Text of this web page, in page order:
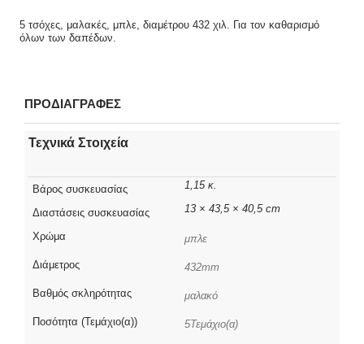
5 τσόχες, μαλακές, μπλε, διαμέτρου 432 χιλ. Για τον καθαρισμό
όλων των δαπέδων.
ΠΡΟΔΙΑΓΡΑΦΕΣ
Τεχνικά Στοιχεία
Βάρος συσκευασίας 1,15 κ.
Διαστάσεις συσκευασίας 13 × 43,5 × 40,5 cm
Χρώμα μπλε
Διάμετρος 432mm
Βαθμός σκληρότητας μαλακό
Ποσότητα (Τεμάχιο(α)) 5Τεμάχιο(α)